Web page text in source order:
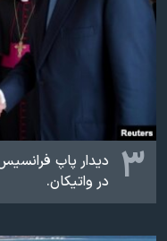
۳
دیدار پاپ
در واتیکان.